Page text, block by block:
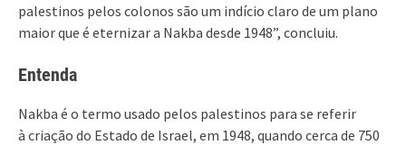
palestinos pelos colonos são um indício claro de um plano
maior que é eternizar a Nakba desde 1948”, concluiu.
Entenda
Nakba é o termo usado pelos palestinos para se referir
à criação do Estado de Israel, em 1948, quando cerca de 750